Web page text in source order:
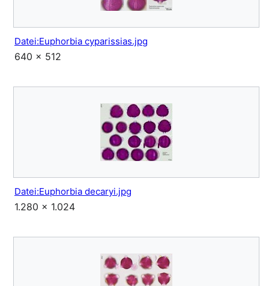
Datei:Euphorbia cyparissias.jpg
640 × 512
Datei:Euphorbia decaryi.jpg
1.280 × 1.024